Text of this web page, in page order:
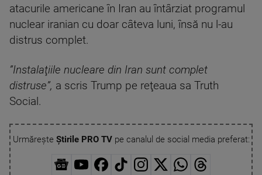
atacurile americane în Iran au întârziat programul
nuclear iranian cu doar câteva luni, însă nu l-au
distrus complet.
”Instalaţiile nucleare din Iran sunt complet
distruse”, a scris Trump pe reţeaua sa Truth
Social.
Urmărește Știrile PRO TVpe canalul de social media preferat: